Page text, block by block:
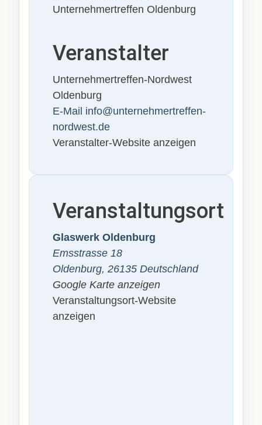
Unternehmertreffen Oldenburg
Veranstalter
Unternehmertreffen-Nordwest
Oldenburg
E-Mail info@unternehmertreffen-
nordwest.de
Veranstalter-Website anzeigen
Veranstaltungsort
Glaswerk Oldenburg
Emsstrasse 18
Oldenburg, 26135 Deutschland
Google Karte anzeigen
Veranstaltungsort-Website
anzeigen